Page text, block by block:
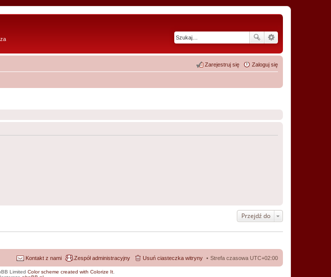
Zaloguj się
Zarejestruj się
Przejdź do
Strefa czasowa UTC+02:00
Usuń ciasteczka witryny
Zespół administracyjny
Kontakt z nami
Limited Color scheme created with Colorize It